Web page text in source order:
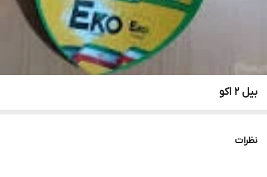
بیل 2 اکو
نظرات